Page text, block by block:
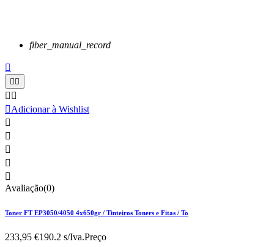
fiber_manual_record

 
 
Adicionar à Wishlist





Avaliação(0)
Toner FT EP3050/4050 4x650gr / Tinteiros Toners e Fitas / To
233,95 €190.2 s/Iva.Preço